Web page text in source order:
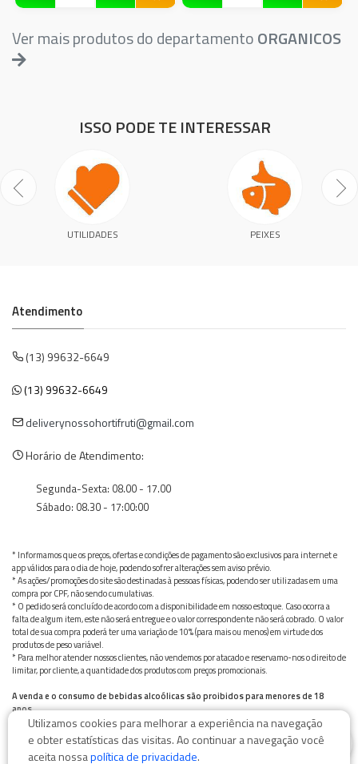
Ver mais produtos do departamentoORGANICOS
ISSO PODE TE INTERESSAR
UTILIDADES PEIXES
Atendimento
(13) 99632-6649
(13) 99632-6649
deliverynossohortifruti@gmail.com
Horário de Atendimento:
Segunda-Sexta: 08.00 - 17.00
Sábado: 08.30 - 17:00:00
* Informamos que os preços, ofertas e condições de pagamento são exclusivos para internet e
app válidos para o dia de hoje, podendo sofrer alterações sem aviso prévio.
* As ações/promoções do site são destinadas à pessoas físicas, podendo ser utilizadas em uma
compra por CPF, não sendo cumulativas.
* O pedido será concluído de acordo com a disponibilidade em nosso estoque. Caso ocorra a
falta de algum item, este não será entregue e o valor correspondente não será cobrado. O valor
total de sua compra poderá ter uma variação de 10% (para mais ou menos) em virtude dos
produtos de peso variável.
* Para melhor atender nossos clientes, não vendemos por atacado e reservamo-nos o direito de
limitar, por cliente, a quantidade dos produtos com preços promocionais.
A venda e o consumo de bebidas alcoólicas são proibidos para menores de 18
anos.
Bebida alcoólica pode causar dependência química e, em excesso, provoca graves males à saúde.
Beba com moderação
Utilizamos cookies para melhorar a experiência na navegação
e obter estatísticas das visitas. Ao continuar a navegação você
aceita nossapolítica de privacidade.